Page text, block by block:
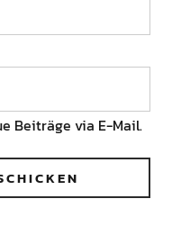
Beiträge via E-Mail.